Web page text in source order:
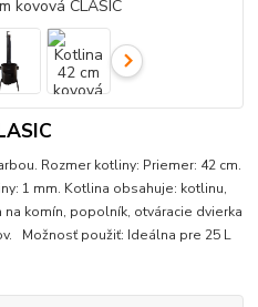
Rozmer kotliny: Priemer: 42 cm.
1 mm. Kotlina obsahuje: kotlinu,
komín, popolník, otváracie dvierka
Možnosť použiť: Ideálna pre 25 L